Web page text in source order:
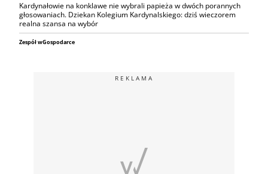
Kardynałowie na konklawe nie wybrali papieża w dwóch porannych
głosowaniach. Dziekan Kolegium Kardynalskiego: dziś wieczorem
realna szansa na wybór
Zespół wGospodarce
REKLAMA